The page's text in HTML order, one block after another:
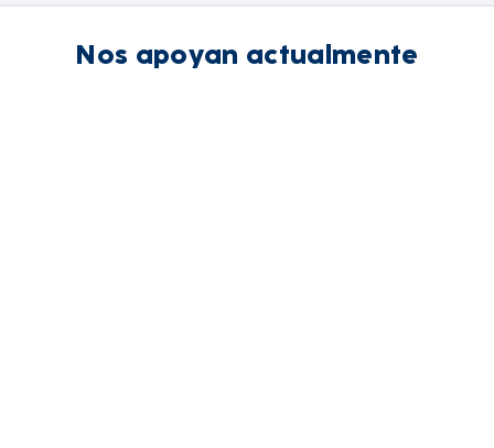
Nos apoyan actualmente